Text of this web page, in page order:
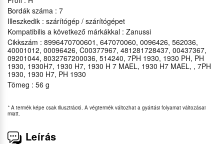
Bordák száma : 7
Illeszkedik : szárítógép / szárítógépet
Kompatibilis a következő márkákkal : Zanussi
Cikkszám : 8996470700601, 647070060, 0096426, 562036,
40001012, 00096426, C00377967, 481281728437, 00437367,
09201044, 8032767200036, 514240, 7PH 1930, 1930 PH, PH
1930, 1930H7, 1930 H7, 1930 H 7 MAEL, 1930 H7 MAEL, , 7PH
1930, 1930 H7, PH 1930
Tömeg : 56 g
* A termék képe csak illusztráció. A végtermék változhat a gyártási folyamat változásai
miatt.
Leírás